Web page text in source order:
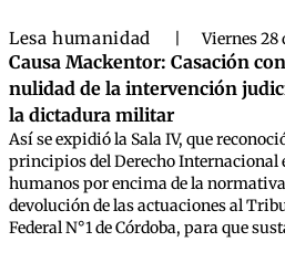
Lesa humanidad Viernes 28
Causa Mackentor: Casación
nulidad de la intervención
la dictadura militar
Así se expidió la Sala IV, que
principios del Derecho Internacional
humanos por encima de la
devolución de las actuaciones al
Federal N°1 de Córdoba, para que